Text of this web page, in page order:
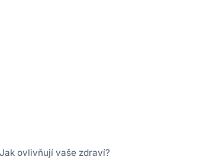
ovlivňují vaše zdraví?